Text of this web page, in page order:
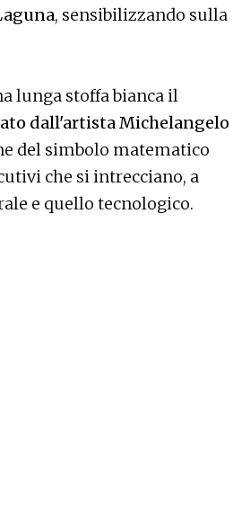
, sensibilizzando sulla
lunga stoffa bianca il
dall'artista Michelangelo
del simbolo matematico
che si intrecciano, a
e quello tecnologico.